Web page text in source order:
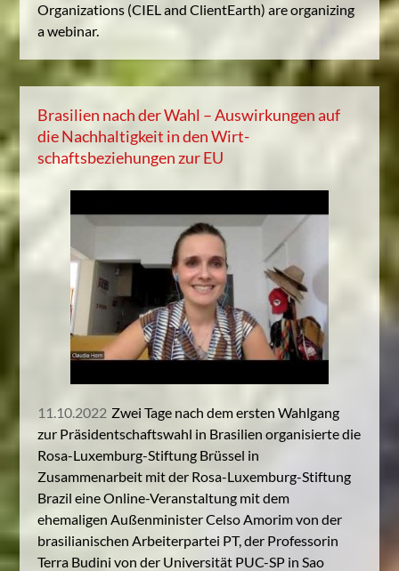
Organizations (CIEL and ClientEarth) are organizing
a webinar.
Brasilien nach der Wahl – Auswirkungen auf
die Nachhaltigkeit in den Wirt-
schaftsbeziehungen zur EU
11.10.2022 Zwei Tage nach dem ersten Wahlgang
zur Präsidentschaftswahl in Brasilien organisierte die
Rosa-Luxemburg-Stiftung Brüssel in
Zusammenarbeit mit der Rosa-Luxemburg-Stiftung
Brazil eine Online-Veranstaltung mit dem
ehemaligen Außenminister Celso Amorim von der
brasilianischen Arbeiterpartei PT, der Professorin
Terra Budini von der Universität PUC-SP in Sao